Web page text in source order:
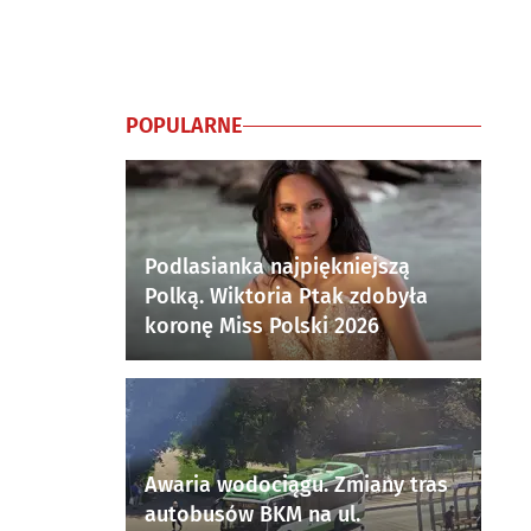
POPULARNE
Podlasianka najpiękniejszą
Polką. Wiktoria Ptak zdobyła
koronę Miss Polski 2026
Awaria wodociągu. Zmiany tras
autobusów BKM na ul.